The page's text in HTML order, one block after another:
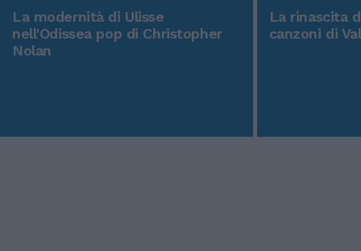
La modernità di Ulisse
nell'Odissea pop di Christopher
Nolan
La rinascita
canzoni di